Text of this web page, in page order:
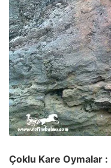
Çoklu Kare Oymalar :